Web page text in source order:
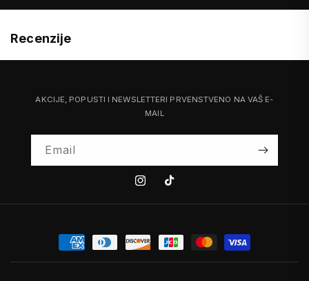
Recenzije
AKCIJE, POPUSTI I NEWSLETTERI PRVENSTVENO NA VAŠ E-
MAIL
Email
InstagramTiktok